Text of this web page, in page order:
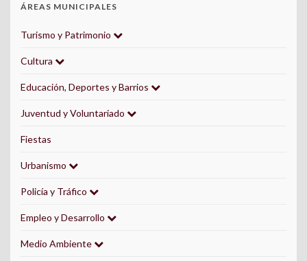
ÁREAS MUNICIPALES
Turismo y Patrimonio
Cultura
Educación, Deportes y Barrios
Juventud y Voluntariado
Fiestas
Urbanismo
Policía y Tráfico
Empleo y Desarrollo
Medio Ambiente